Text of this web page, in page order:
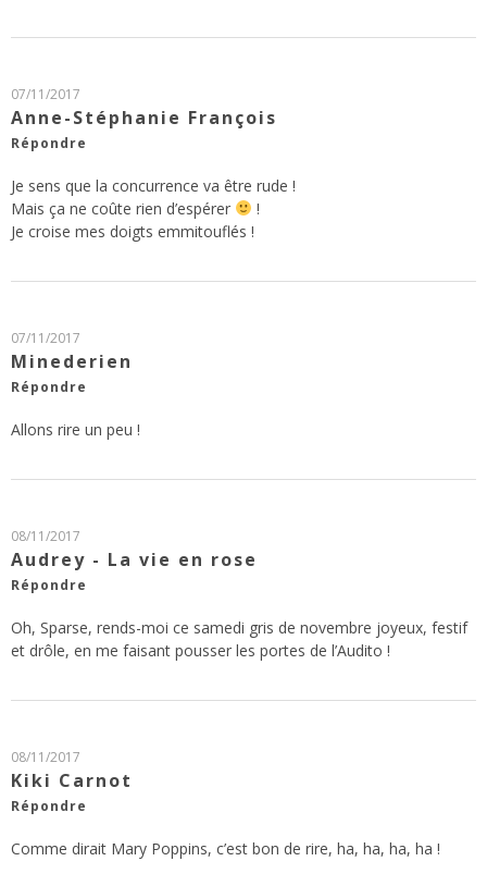
07/11/2017
Anne-Stéphanie François
Répondre
Je sens que la concurrence va être rude !
Mais ça ne coûte rien d’espérer
!
Je croise mes doigts emmitouflés !
07/11/2017
Minederien
Répondre
Allons rire un peu !
08/11/2017
Audrey - La vie en rose
Répondre
Oh, Sparse, rends-moi ce samedi gris de novembre joyeux, festif
et drôle, en me faisant pousser les portes de l’Audito !
08/11/2017
Kiki Carnot
Répondre
Comme dirait Mary Poppins, c’est bon de rire, ha, ha, ha, ha !